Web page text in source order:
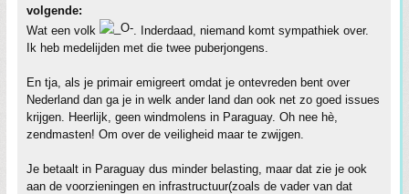
volgende:
Wat een volk
. Inderdaad, niemand komt sympathiek over.
Ik heb medelijden met die twee puberjongens.
En tja, als je primair emigreert omdat je ontevreden bent over
Nederland dan ga je in welk ander land dan ook net zo goed issues
krijgen. Heerlijk, geen windmolens in Paraguay. Oh nee hè,
zendmasten! Om over de veiligheid maar te zwijgen.
Je betaalt in Paraguay dus minder belasting, maar dat zie je ook
aan de voorzieningen en infrastructuur(zoals de vader van dat